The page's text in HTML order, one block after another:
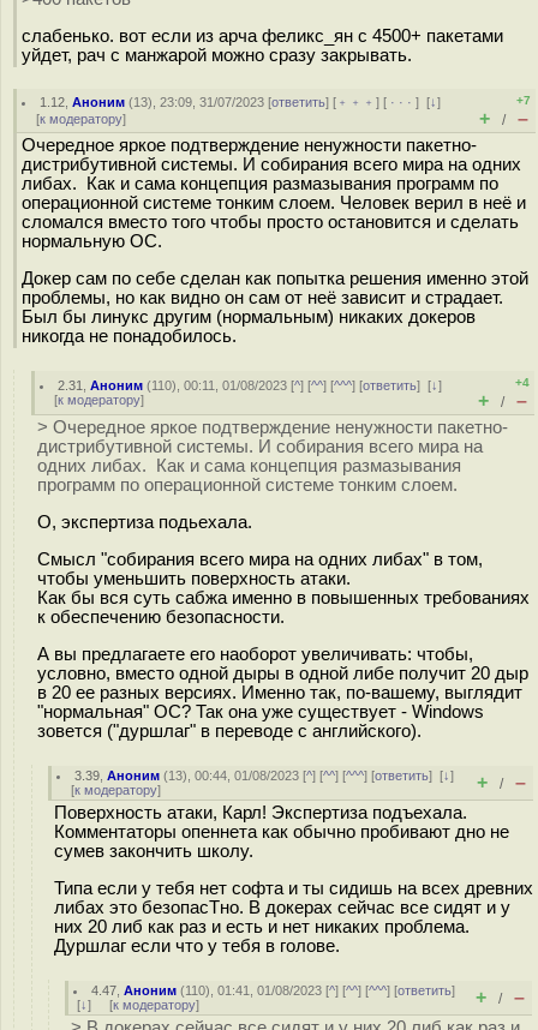
слабенько. вот если из арча феликс_ян c 4500+ пакетами
уйдет, рач с манжарой можно сразу закрывать.
1.12 ,Аноним (13), 23:09, 31/07/2023 [ответить] [ ﹢﹢﹢] [ · · ·][↓]
[к модератору]
+7
+ / –
Очередное яркое подтверждение ненужности пакетно-
дистрибутивной системы. И собирания всего мира на одних
либах. Как и сама концепция размазывания программ по
операционной системе тонким слоем. Человек верил в неё и
сломался вместо того чтобы просто остановится и сделать
нормальную ОС.
Докер сам по себе сделан как попытка решения именно этой
проблемы, но как видно он сам от неё зависит и страдает.
Был бы линукс другим (нормальным) никаких докеров
никогда не понадобилось.
2.31 ,Аноним (110), 00:11, 01/08/2023 [^] [^^] [^^^] [ответить][↓]
[к модератору]
+4
+ / –
> Очередное яркое подтверждение ненужности пакетно-
дистрибутивной системы. И собирания всего мира на
одних либах. Как и сама концепция размазывания
программ по операционной системе тонким слоем.
О, экспертиза подьехала.
Смысл "собирания всего мира на одних либах" в том,
чтобы уменьшить поверхность атаки.
Как бы вся суть сабжа именно в повышенных требованиях
к обеспечению безопасности.
А вы предлагаете его наоборот увеличивать: чтобы,
условно, вместо одной дыры в одной либе получит 20 дыр
в 20 ее разных версиях. Именно так, по-вашему, выглядит
"нормальная" ОС? Так она уже существует - Windows
зовется ("дуршлаг" в переводе с английского).
3.39 ,Аноним (13), 00:44, 01/08/2023 [^] [^^] [^^^] [ответить][↓]
[к модератору] + / –
Поверхность атаки, Карл! Экспертиза подъехала.
Комментаторы опеннета как обычно пробивают дно не
сумев закончить школу.
Типа если у тебя нет софта и ты сидишь на всех древних
либах это безопасТно. В докерах сейчас все сидят и у
них 20 либ как раз и есть и нет никаких проблема.
Дуршлаг если что у тебя в голове.
4.47 ,Аноним (110), 01:41, 01/08/2023 [^] [^^] [^^^] [ответить]
[↓] [к модератору] + / –